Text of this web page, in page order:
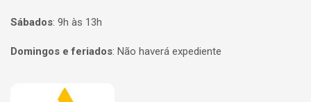
Sábados: 9h às 13h
Domingos e feriados: Não haverá expediente
Página inicial